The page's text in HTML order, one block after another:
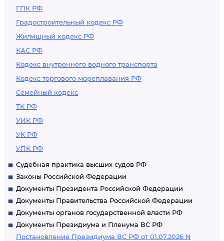
ГПК РФ
Градостроительный кодекс РФ
Жилищный кодекс РФ
КАС РФ
Кодекс внутреннего водного транспорта
Кодекс торгового мореплавания РФ
Семейный кодекс
ТК РФ
УИК РФ
УК РФ
УПК РФ
Судебная практика высших судов РФ
Законы Российской Федерации
Документы Президента Российской Федерации
Документы Правительства Российской Федерации
Документы органов государственной власти РФ
Документы Президиума и Пленума ВС РФ
Постановление Президиума ВС РФ от 01.07.2026 N